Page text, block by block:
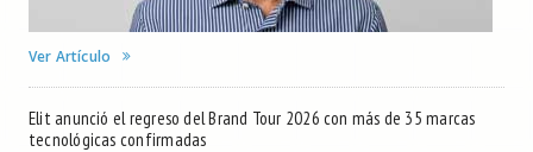
Ver Artículo
Elit anunció el regreso del Brand Tour 2026 con más de 35 marcas
tecnológicas confirmadas